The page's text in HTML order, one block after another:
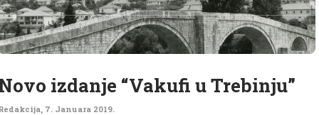
izdanje “Vakufi u Trebinju”
, 7. Januara 2019.